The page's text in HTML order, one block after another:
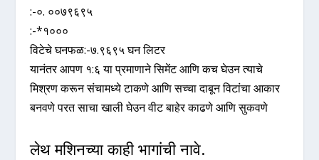
:-०. ००७९६९५
:-*१०००
विटेचे घनफळ:-७.९६९५ घन लिटर
यानंतर आपण १:६ या प्रमाणाने सिमेंट आणि कच घेउन त्याचे
मिश्रण करून संचामध्ये टाकणे आणि सच्चा दाबून विटांचा आकार
बनवणे परत साचा खाली घेउन वीट बाहेर काढणे आणि सुकवणे
लेथ मशिनच्या काही भागांची नावे.